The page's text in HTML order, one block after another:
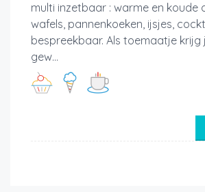
multi inzetbaar : warme en koude
wafels, pannenkoeken, ijsjes,
bespreekbaar. Als toemaatje krijg
gew...